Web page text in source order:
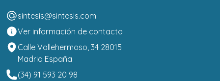
sintesis@sintesis.com
Ver información de contacto
Calle Vallehermoso, 34 28015
Madrid España
(34) 91 593 20 98